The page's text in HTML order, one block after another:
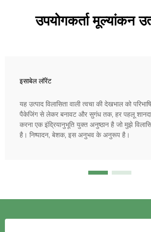
उपयोगकर्ता मूल्यांकन
इसाबेल लॉरेंट
यह उत्पाद विलासिता वाली त्वचा की देखभाल को
पैकेजिंग से लेकर बनावट और सुगंध तक, हर पहलू
करना एक इंद्रियानुभूति युक्त अनुष्ठान है जो मुझे
है। निष्पादन, बेशक, इस अनुभव के अनुरूप है।